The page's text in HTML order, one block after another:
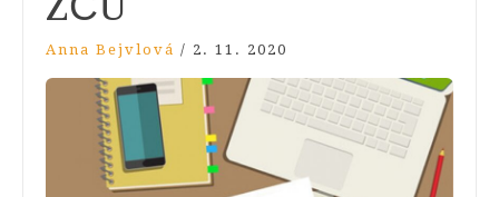
Anna Bejvlová / 2. 11. 2020